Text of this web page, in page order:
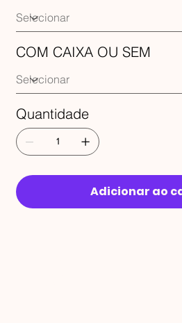
COM CAIXA OU SEM
Quantidade
Adicionar ao